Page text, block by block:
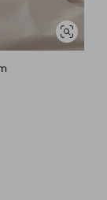
Visa
liknande